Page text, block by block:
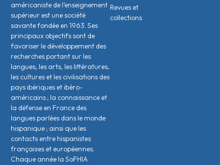
Revues et
collections
américaniste de l’enseignement
supérieur est une société
savante fondée en 1963. Ses
principaux objectifs sont de
favoriser le développement des
recherches portant sur les
langues, les arts, les littératures,
les cultures et les civilisations des
pays ibériques et ibéro-
américains ; la connaissance et
la défense en France des
langues parlées dans le monde
hispanique ; ainsi que les
contacts entre hispanistes
français·es et européen·nes.
Chaque année la SoFHIA